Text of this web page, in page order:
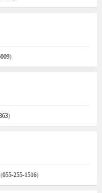
)
)
055-255-1516)